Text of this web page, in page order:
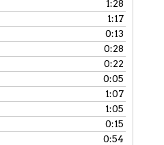
1:28
1:17
0:13
0:28
0:22
0:05
1:07
1:05
0:15
0:54